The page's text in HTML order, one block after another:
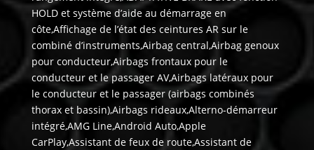
HOLD et système d’aide au démarrage en
côte,Affichage de l’état des ceintures AR sur le
combiné d’instruments,Airbag central,Airbag genoux
pour conducteur,Airbags frontaux pour le
conducteur et le passager AV,Airbags latéraux pour
le conducteur et le passager (airbags combinés
thorax et bassin),Airbags rideaux,Alterno-démarreur
intégré,AMG Line,Android Auto,Apple
CarPlay,Assistant de feux de route,Assistant de